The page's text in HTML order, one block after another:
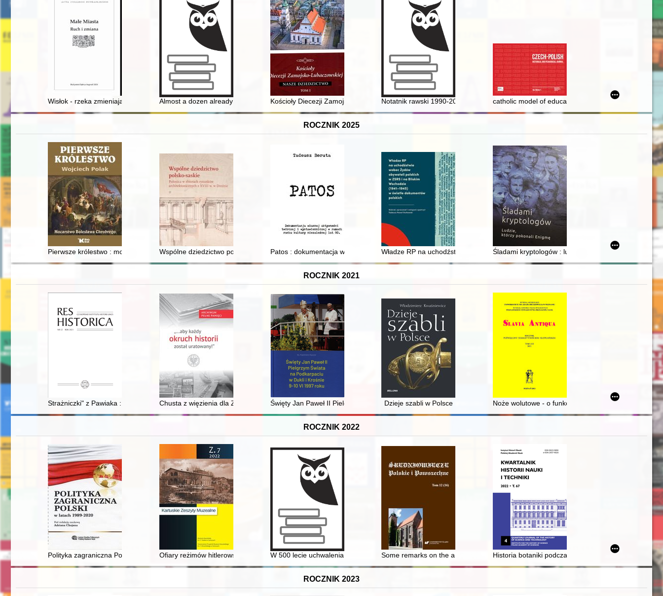
Wisłok - rzeka zmieniających się odniesieńAlmost a dozen already : the next princely grave at the necropolis at Czarnówko in Pomerania = Już niemal tuzin : kolejny grób książęcy na cmentarzysku w
Kościoły Diecezji Zamojsko-Lubaczowskiej : nasze dziedzictwo. T. 1
Notatnik rawski 1990-2024 : antologiacatholic model of education in the theory and
ROCZNIK 2025
Pierwsze królestwo : mocarstwo Bolesława ChrobregoWspólne dziedzictwo polsko-saskie : polonica w zbiorach rysunków architektonicznych z XVIII w. w Dreźnie. [T. 2]
Patos : dokumentacja własnej aktywności twórczej i wystawienniczej w ramach ruchu kultury niezależnej lat 80
Władze RP na uchodźstwie wobec Żydów obywateli polskich w ZSRS i na Bliskim
Śladami kryptologów : ludzie, którzy pokonali Enigmę
ROCZNIK 2021
Strażniczki" z Pawiaka : Wanda Gawryłow-Jankowska (1907-1994) i Irena Wirszyłło (1903-1944) w świetle dokumentów Komisji Historii Kobiet = "Prison guards" from Pawiak : Wanda Gawryłow-
Chusta z więzienia dla Zbigniewa SzotaŚwięty Jan Paweł II Pielgrzym Świata na Podkarpaciu w Dukli i Krośnie 9-10 VI 1997 roku
Dzieje szabli w Polsce Noże wolutowe - o funkcji i pochodzeniu
ROCZNIK 2022
Polityka zagraniczna Polski w latach 1989-2020Ofiary reżimów hitlerowskiego i stalinowskiego z terenu obecnej parafii Banino
W 500 lecie uchwalenia konstytucji o apelacji w sądach prawa polskiego z 1523 r. : jubileusz V wieków apelacji w polskim
Some remarks on the ambiguous portrayal of Olaf Haraldsson in Snorri Sturluson's
Historia botaniki podczas 59. Zjazdu w stulecie
ROCZNIK 2023